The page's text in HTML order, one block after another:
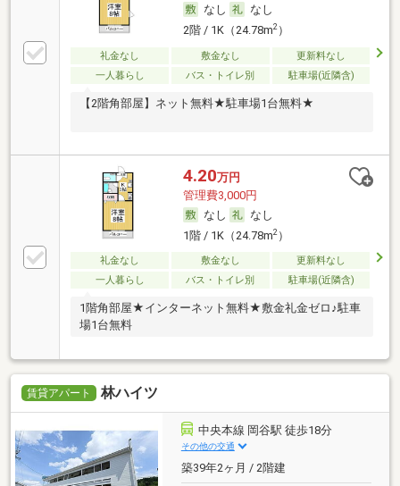
なし
なし
2階 / 1K（24.78m2）
礼金なし 敷金なし
更新料なし
一人暮らし
バス・トイレ別 駐車場(近隣含)
【2階角部屋】ネット無料★駐車場1台無料★
4.20万円
管理費3,000円
なし
なし
1階 / 1K（24.78m2）
礼金なし 敷金なし
更新料なし
一人暮らし
バス・トイレ別 駐車場(近隣含)
1階角部屋★インターネット無料★敷金礼金ゼロ♪駐車
場1台無料
賃貸アパート 林ハイツ
中央本線 岡谷駅 徒歩18分
その他の交通
築39年2ヶ月 / 2階建